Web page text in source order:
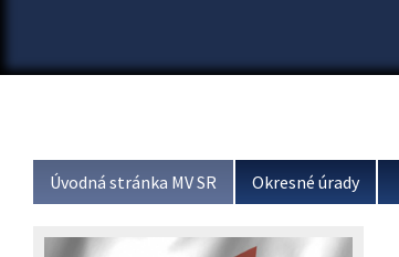
Úvodná stránka MV SR Okresné úrady